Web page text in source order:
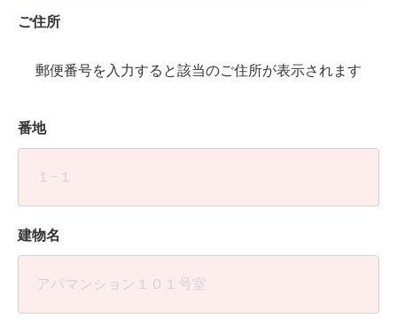
ご住所
郵便番号を入力すると該当のご住所が表示されます
番地
建物名